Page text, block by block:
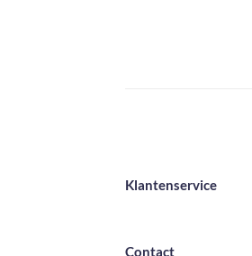
Klantenservice
Contact